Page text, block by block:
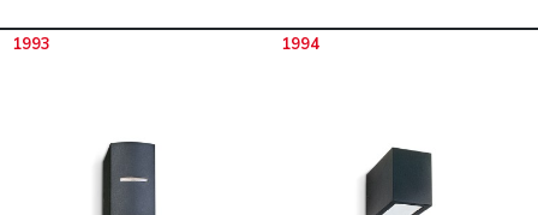
1993 1994